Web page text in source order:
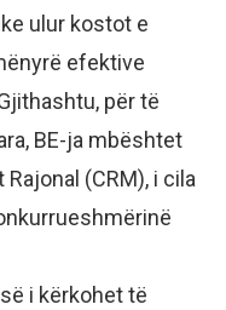
ulur kostot e
efektive
për të
BE-ja mbështet
(CRM), i cila
i kërkohet të